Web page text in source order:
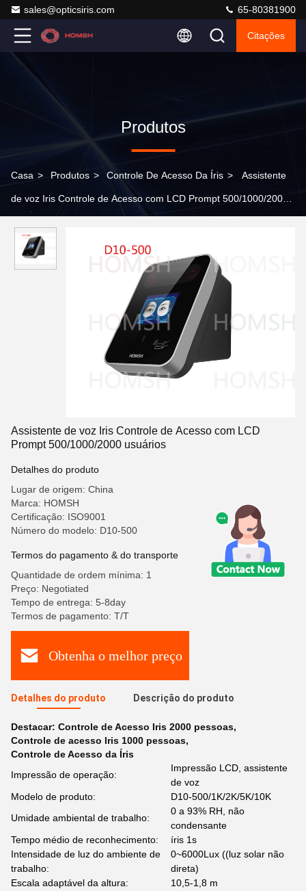
sales@opticsiris.com 65-80381900
Citações
Produtos
Casa > Produtos > Controle De Acesso Da Íris > Assistente
de voz Iris Controle de Acesso com LCD Prompt 500/1000/2000
Assistente de voz Iris Controle de Acesso com LCD
Prompt 500/1000/2000 usuários
Detalhes do produto
Lugar de origem: China
Marca: HOMSH
Certificação: ISO9001
Número do modelo: D10-500
Termos do pagamento & do transporte
Quantidade de ordem mínima: 1
Preço: Negotiated
Tempo de entrega: 5-8day
Termos de pagamento: T/T
Obtenha o melhor preço
Detalhes do produto Descrição do produto
Destacar: Controle de Acesso Iris 2000 pessoas,
Controle de acesso Iris 1000 pessoas,
Controle de Acesso da Íris
Impressão de operação:
Impressão LCD, assistente
de voz
Modelo de produto:
D10-500/1K/2K/5K/10K
Umidade ambiental de trabalho:
0 a 93% RH, não
condensante
Tempo médio de reconhecimento:
íris 1s
Intensidade de luz do ambiente de
trabalho:
0~6000Lux ((luz solar não
direta)
Escala adaptável da altura:
10,5-1,8 m